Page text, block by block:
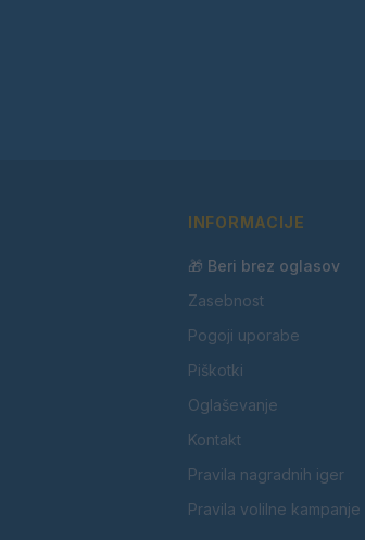
INFORMACIJE
🎁 Beri brez oglasov
Zasebnost
Pogoji uporabe
Piškotki
Oglaševanje
Kontakt
Pravila nagradnih iger
Pravila volilne kampanje